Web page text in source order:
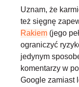
Uznam, że
też sięgnę
Rakiem (jego
ograniczyć
jedynym
komentarzy w
Google zamiast